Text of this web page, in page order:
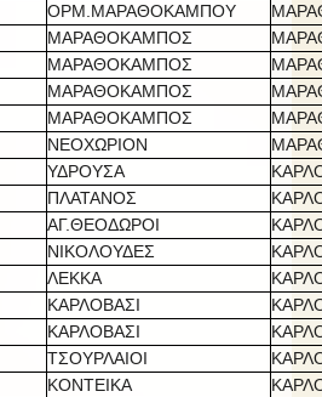
ΟΡΜ.ΜΑΡΑΘΟΚΑΜΠΟΥ
ΜΑΡΑΘΟΚΑΜΠΟΣ
ΜΑΡΑΘΟΚΑΜΠΟΣ
ΜΑΡΑΘΟΚΑΜΠΟΣ
ΜΑΡΑΘΟΚΑΜΠΟΣ
ΝΕΟΧΩΡΙΟΝ
ΥΔΡΟΥΣΑ
ΠΛΑΤΑΝΟΣ
ΑΓ.ΘΕΟΔΩΡΟΙ
ΝΙΚΟΛΟΥΔΕΣ
ΛΕΚΚΑ
ΚΑΡΛΟΒΑΣΙ
ΚΑΡΛΟΒΑΣΙ
ΤΣΟΥΡΛΑΙΟΙ
ΚΟΝΤΕΙΚΑ